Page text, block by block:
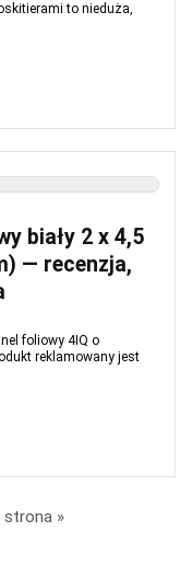
to nieduża,
biały 2 x 4,5
— recenzja,
foliowy 4IQ o
reklamowany jest
strona »